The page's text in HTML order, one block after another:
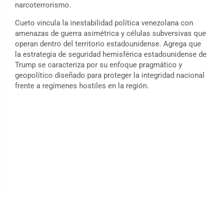
narcoterrorismo.
Cueto vincula la inestabilidad política venezolana con
amenazas de guerra asimétrica y células subversivas que
operan dentro del territorio estadounidense. Agrega que
la estrategia de seguridad hemisférica estadounidense de
Trump se caracteriza por su enfoque pragmático y
geopolítico diseñado para proteger la integridad nacional
frente a regímenes hostiles en la región.